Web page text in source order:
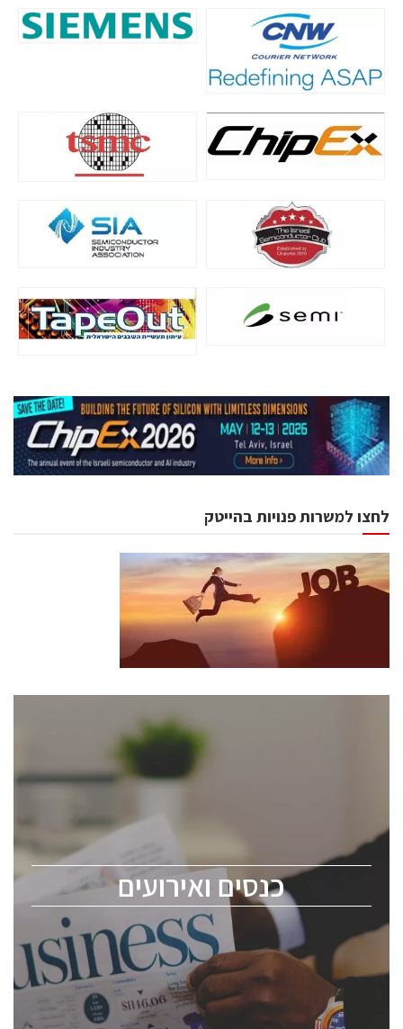
לחצו למשרות פנויות בהייטק
כנסים ואירועים
כנסים ואירועים
לכל העוסקים בתעשיית הסמיקונדקטור כולל מהנדסים,
ChipEx2026 will be held on May 12-13, 2026. The
conference is intended for everyone involved in the
semiconductor industry, including engineers,
professional experts, and senior executives.